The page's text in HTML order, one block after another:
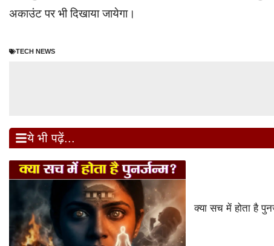
अकाउंट पर भी दिखाया जायेगा।
TECH NEWS
ये भी पढ़ें...
क्या सच में होता है